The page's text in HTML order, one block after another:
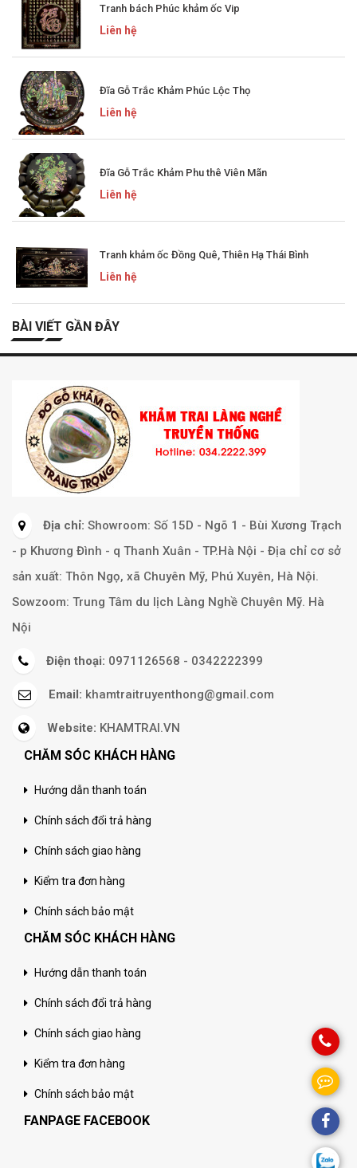
Tranh bách Phúc khảm ốc Vip
Liên hệ
Đĩa Gỗ Trắc Khảm Phúc Lộc Thọ
Liên hệ
Đĩa Gỗ Trắc Khảm Phu thê Viên Mãn
Liên hệ
Tranh khảm ốc Đồng Quê, Thiên Hạ Thái Bình
Liên hệ
BÀI VIẾT GẦN ĐÂY
Địa chỉ: Showroom: Số 15D - Ngõ 1 - Bùi Xương Trạch
- p Khương Đình - q Thanh Xuân - TP.Hà Nội - Địa chỉ cơ sở
sản xuất: Thôn Ngọ, xã Chuyên Mỹ, Phú Xuyên, Hà Nội.
Sowzoom: Trung Tâm du lịch Làng Nghề Chuyên Mỹ. Hà
Nội
Điện thoại: 0971126568 - 0342222399
Email: khamtraitruyenthong@gmail.com
Website: KHAMTRAI.VN
CHĂM SÓC KHÁCH HÀNG
Hướng dẫn thanh toán
Chính sách đổi trả hàng
Chính sách giao hàng
Kiểm tra đơn hàng
Chính sách bảo mật
CHĂM SÓC KHÁCH HÀNG
Hướng dẫn thanh toán
Chính sách đổi trả hàng
Chính sách giao hàng
Kiểm tra đơn hàng
Chính sách bảo mật
FANPAGE FACEBOOK